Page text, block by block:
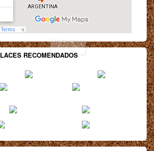
RECOMENDADOS